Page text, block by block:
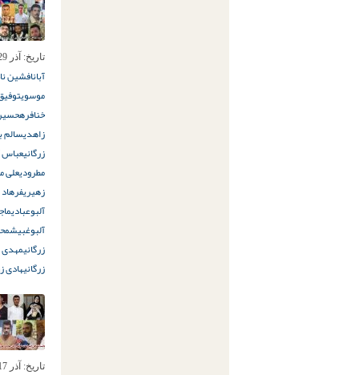
تاریخ: آذر 29ام, 1398
آبانافشین
موسوی
خنافره
زاهدیسالم
زرگانیعباس
مطرودیعلی
زهیری
آلبوعبادی
آلبوغبیش
زرگانیمهدی
زرگانیهادی
تاریخ: آذر 17ام, 1398